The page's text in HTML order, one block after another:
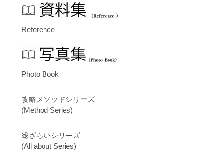
Reference
Photo Book
攻略メソッドシリーズ
(Method Series)
総ざらいシリーズ
(All about Series)